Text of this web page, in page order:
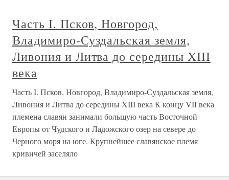
Часть I. Псков, Новгород,
Владимиро-Суздальская земля,
Ливония и Литва до середины XIII
века
Часть I. Псков, Новгород, Владимиро-Суздальская земля,
Ливония и Литва до середины XIII века К концу VII века
племена славян занимали большую часть Восточной
Европы от Чудского и Ладожского озер на севере до
Черного моря на юге. Крупнейшее славянское племя
кривичей заселяло